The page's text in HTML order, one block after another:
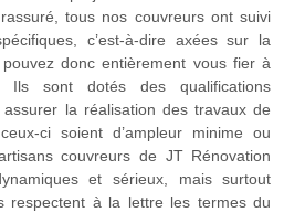
tous nos couvreurs ont suivi
c’est-à-dire axées sur la
donc entièrement vous fier à
Ils sont dotés des qualifications
assurer la réalisation des travaux de
ci soient d’ampleur minime ou
couvreurs de JT Rénovation
et sérieux, mais surtout
respectent à la lettre les termes du